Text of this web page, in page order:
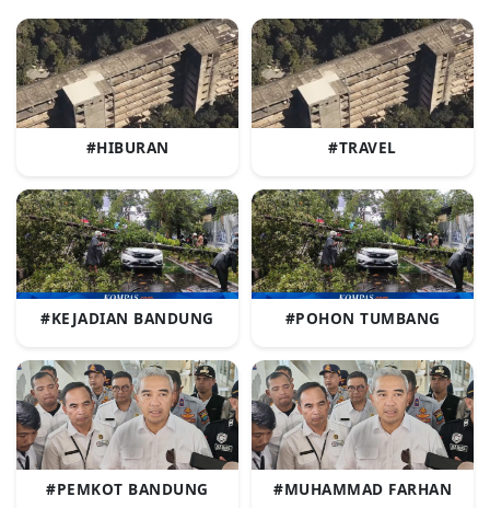
#HIBURAN #TRAVEL
#KEJADIAN BANDUNG #POHON TUMBANG
#PEMKOT BANDUNG #MUHAMMAD FARHAN